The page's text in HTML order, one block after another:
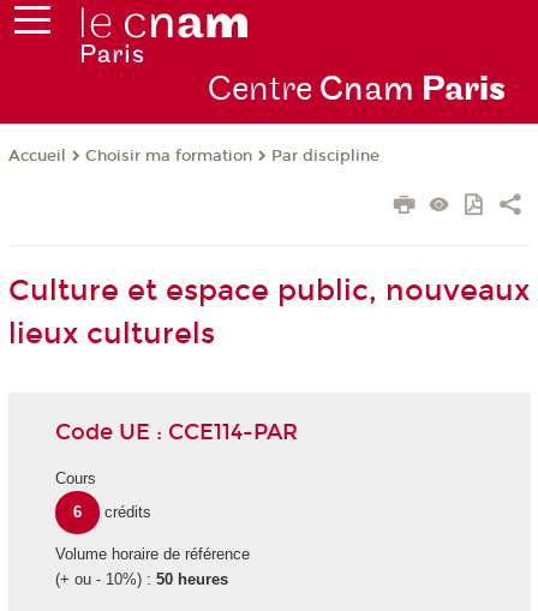
Centre Cnam Paris
Accueil Choisir ma formation Par discipline
Culture et espace public, nouveaux
lieux culturels
Code UE : CCE114-PAR
Cours
6
crédits
Volume horaire de référence
(+ ou - 10%) : 50 heures